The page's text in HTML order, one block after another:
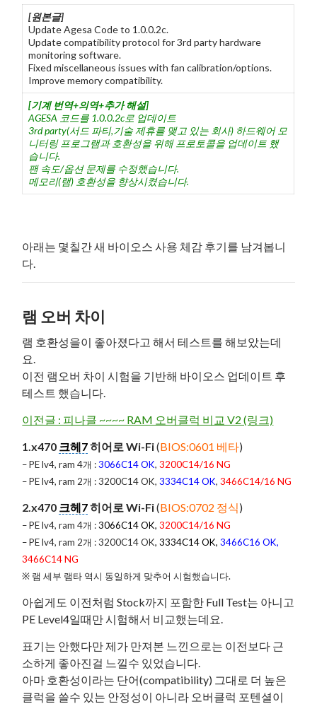
[원본글]
Update Agesa Code to 1.0.0.2c.
Update compatibility protocol for 3rd party hardware
monitoring software.
Fixed miscellaneous issues with fan calibration/options.
Improve memory compatibility.
[기계 번역+의역+추가 해설]
AGESA 코드를 1.0.0.2c로 업데이트
3rd party(서드 파티,기술 제휴를 맺고 있는 회사) 하드웨어 모
니터링 프로그램과 호환성을 위해 프로토콜을 업데이트 했
습니다.
팬 속도/옵션 문제를 수정했습니다.
메모리(램) 호환성을 향상시켰습니다.
아래는 몇칠간 새 바이오스 사용 체감 후기를 남겨봅니
다.
램 오버 차이
램 호환성을이 좋아졌다고 해서 테스트를 해보았는데
요.
이전 램오버 차이 시험을 기반해 바이오스 업데이트 후
테스트 했습니다.
이전글 : 피나클 ~~~~ RAM 오버클럭 비교 V2 (링크)
1.x470 크헤7히어로 Wi-Fi(BIOS:0601 베타)
– PE lv4, ram 4개 :3066C14 OK,3200C14/16 NG
– PE lv4, ram 2개 : 3200C14 OK,3334C14 OK,3466C14/16 NG
2.x470 크헤7히어로 Wi-Fi(BIOS:0702 정식)
– PE lv4, ram 4개 :3066C14 OK,3200C14/16 NG
– PE lv4, ram 2개 : 3200C14 OK, 3334C14 OK,3466C16 OK,
3466C14 NG
※ 램 세부 램타 역시 동일하게 맞추어 시험했습니다.
아쉽게도 이전처럼 Stock까지 포함한 Full Test는 아니고
PE Level4일때만 시험해서 비교했는데요.
표기는 안했다만 제가 만져본 느낀으로는 이전보다 근
소하게 좋아진걸 느낄수 있었습니다.
아마 호환성이라는 단어(compatibility) 그대로 더 높은
클럭을 쓸수 있는 안정성이 아니라 오버클럭 포텐셜이